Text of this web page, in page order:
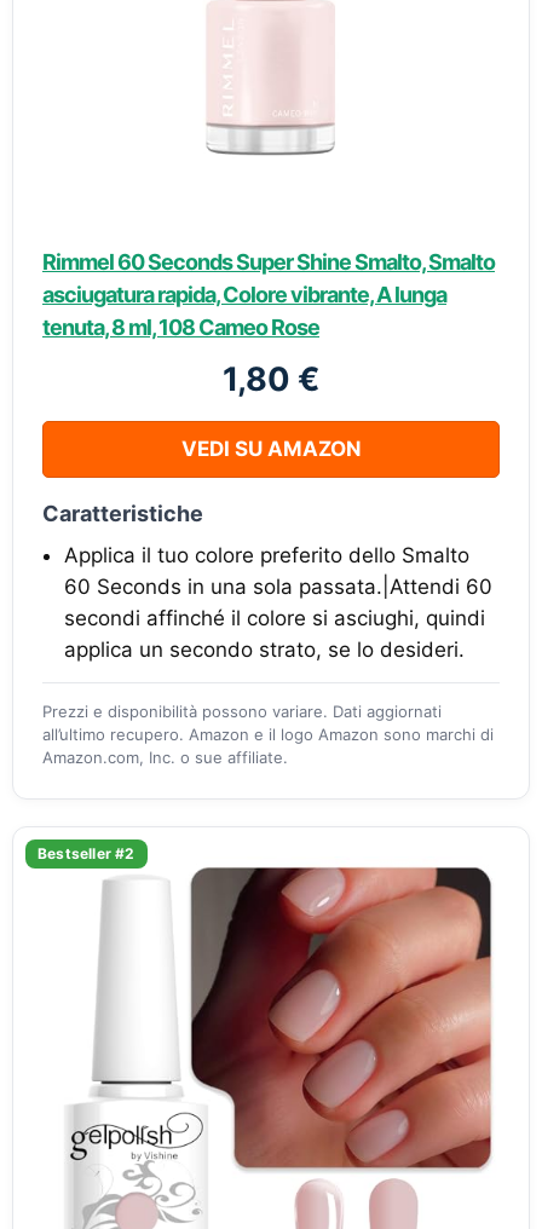
Rimmel 60 Seconds Super Shine Smalto, Smalto
asciugatura rapida, Colore vibrante, A lunga
tenuta, 8 ml, 108 Cameo Rose
1,80 €
VEDI SU AMAZON
Caratteristiche
Applica il tuo colore preferito dello Smalto
60 Seconds in una sola passata.|Attendi 60
secondi affinché il colore si asciughi, quindi
applica un secondo strato, se lo desideri.
Prezzi e disponibilità possono variare. Dati aggiornati
all’ultimo recupero. Amazon e il logo Amazon sono marchi di
Amazon.com, Inc. o sue affiliate.
Bestseller #2